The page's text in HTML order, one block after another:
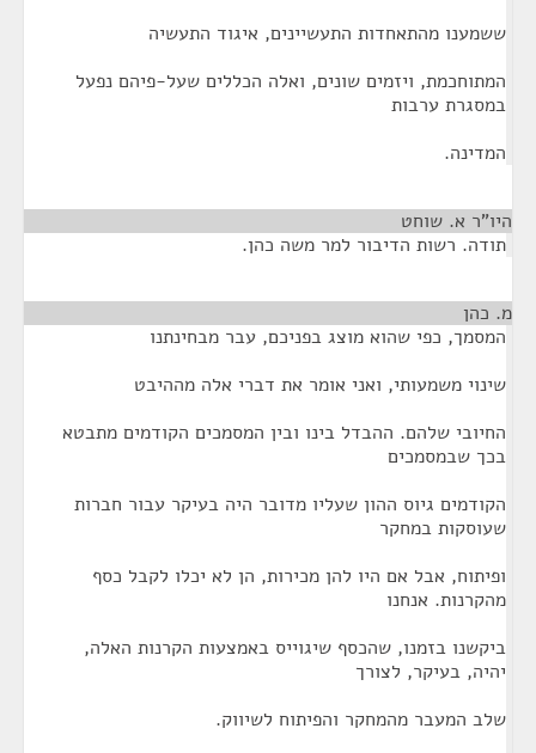
ששמענו מהתאחדות התעשיינים, איגוד התעשיה
המתוחכמת, ויזמים שונים, ואלה הכללים שעל-פיהם נפעל
במסגרת ערבות
המדינה.
היו"ר א. שוחט
תודה. רשות הדיבור למר משה כהן.
מ. כהן
המסמך, כפי שהוא מוצג בפניכם, עבר מבחינתנו
שינוי משמעותי, ואני אומר את דברי אלה מההיבט
החיובי שלהם. ההבדל בינו ובין המסמכים הקודמים מתבטא
בכך שבמסמכים
הקודמים גיוס ההון שעליו מדובר היה בעיקר עבור חברות
שעוסקות במחקר
ופיתוח, אבל אם היו להן מכירות, הן לא יכלו לקבל כסף
מהקרנות. אנחנו
ביקשנו בזמנו, שהכסף שיגוייס באמצעות הקרנות האלה,
יהיה, בעיקר, לצורך
שלב המעבר מהמחקר והפיתוח לשיווק.